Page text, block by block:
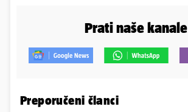
Prati naše kanale
Preporučeni članci